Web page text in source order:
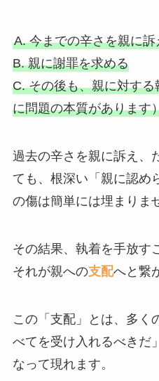
A. 今までの辛さを親に訴
B. 親に謝罪を求める
C. その後も、親に対す
に問題の本質があります
過去の辛さを親に訴え、
ても、根深い「親に認め
の傷は簡単には埋まりま
その結果、執着を手放す
それが親への支配へと繋
この「支配」とは、多く
べてを受け入れるべきだ
なって現れます。